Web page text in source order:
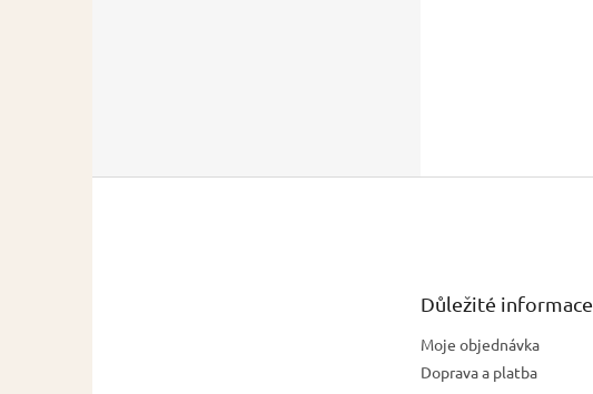
Důležité informace
Moje objednávka
Doprava a platba